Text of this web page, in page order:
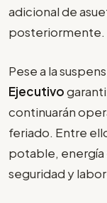
adicional de
posteriormente.
Pese a la
Ejecutivo
continuarán
feriado. Entre
potable, energía
seguridad y